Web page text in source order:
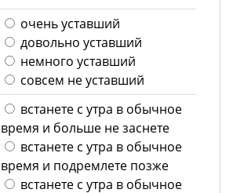
очень уставший
довольно уставший
немного уставший
совсем не уставший
встанете с утра в обычное
время и больше не заснете
встанете с утра в обычное
время и подремлете позже
встанете с утра в обычное